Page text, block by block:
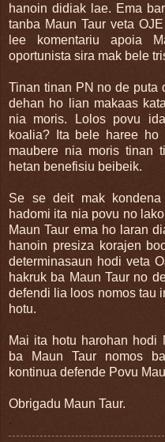
hanoin didiak lae. Ema
tanba Maun Taur veta
lee komentariu apoia
oportunista sira mak bele
Tinan tinan PN no de puta
dehan ho lian makaas
nia moris. Lolos povu
koalia? Ita bele haree
maubere nia moris tinan
hetan benefisiu beibeik.
Se se deit mak
hadomi ita nia povu no
Maun Taur ema ho laran
hanoin presiza korajen
determinasaun hodi veta
hakruk ba Maun Taur no
defendi lia loos nomos tau
hotu.
Mai ita hotu harohan hodi
ba Maun Taur nomos
kontinua defende Povu
Obrigadu Maun Taur.
.